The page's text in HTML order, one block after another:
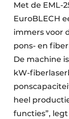
Met de EML-
EuroBLECH
immers voor
pons- en
De machine
kW-
heel
functies”,